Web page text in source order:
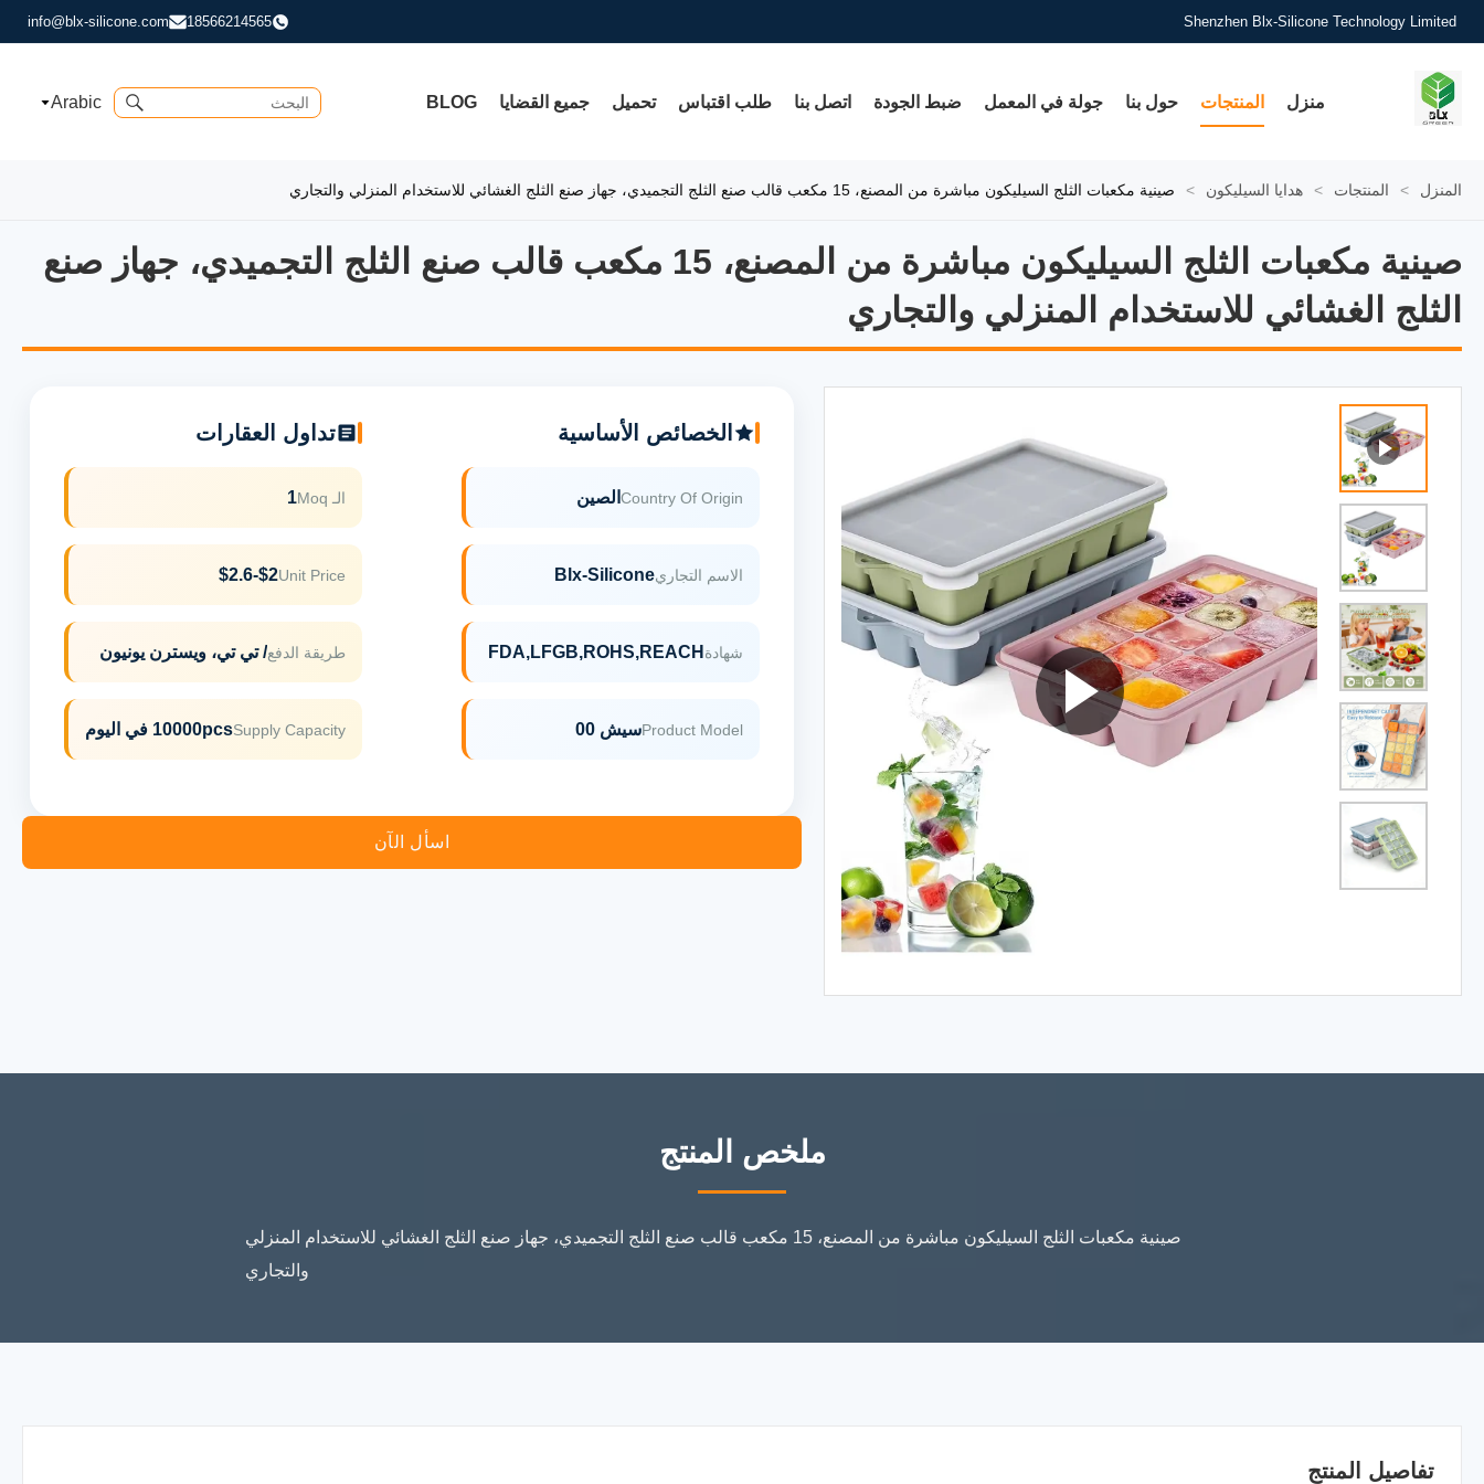
Shenzhen Blx-Silicone Technology Limited
18566214565
info@blx-silicone.com
منزل المنتجات حول بنا جولة في المعمل ضبط الجودة اتصل بنا طلب اقتباس تحميل جميع القضايا BLOG
Arabic
المنزل > المنتجات > هدايا السيليكون > صينية مكعبات الثلج السيليكون مباشرة من المصنع، 15 مكعب قالب صنع الثلج التجميدي، جهاز صنع الثلج الغشائي للاستخدام المنزلي والتجاري
صينية مكعبات الثلج السيليكون مباشرة من المصنع، 15 مكعب قالب صنع الثلج التجميدي، جهاز صنع
الثلج الغشائي للاستخدام المنزلي والتجاري
صينية مكعبات الثلج السيليكون مباشرة من المصنع، 15 مكعب قالب صنع الثلج التجميدي، جهاز صنع الثلج الغشائي للاستخدام المنزلي والتجاري
الخصائص الأساسية
Country Of Originالصين
الاسم التجاريBlx-Silicone
شهادة FDA,LFGB,ROHS,REACH
Product Modelسيش 00
تداول العقارات
الـ Moq 1
Unit Price
$2-$2.6
طريقة الدفع/ تي تي، ويسترن يونيون
Supply Capacity10000pcs في اليوم
اسأل الآن
ملخص المنتج
صينية مكعبات الثلج السيليكون مباشرة من المصنع، 15 مكعب قالب صنع الثلج التجميدي، جهاز صنع الثلج الغشائي للاستخدام المنزلي
والتجاري
تفاصيل المنتج